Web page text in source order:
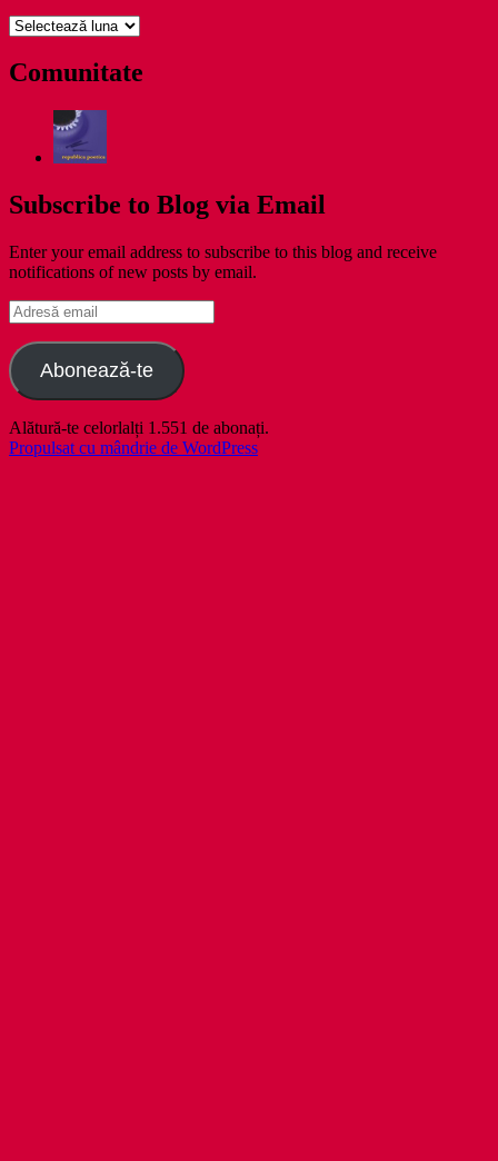
pe
Comunitate
Subscribe to Blog via Email
Enter your email address to subscribe to this blog and receive
notifications of new posts by email.
Adresă
email
Abonează-te
Alătură-te celorlalți 1.551 de abonați.
Propulsat cu mândrie de WordPress